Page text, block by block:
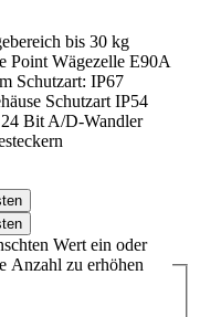
bis 30 kg
Point Wägezelle E90A
Schutzart: IP67
Schutzart IP54
Bit A/D-Wandler
Wert ein oder
Anzahl zu erhöhen